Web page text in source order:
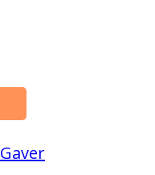
Gaver